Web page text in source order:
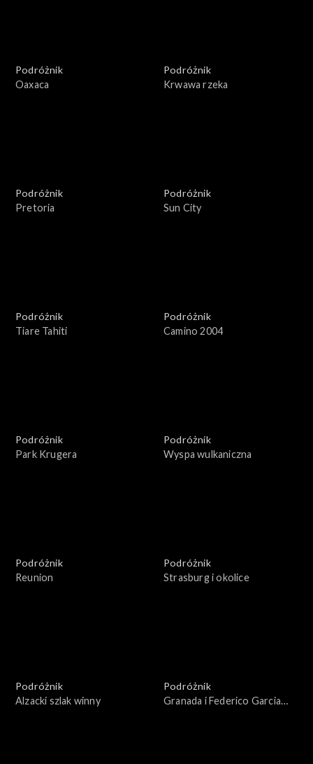
Podróżnik
Oaxaca
Podróżnik
Krwawa rzeka
Podróżnik
Pretoria
Podróżnik
Sun City
Podróżnik
Tiare Tahiti
Podróżnik
Camino 2004
Podróżnik
Park Krugera
Podróżnik
Wyspa wulkaniczna
Podróżnik
Reunion
Podróżnik
Strasburg i okolice
Podróżnik
Alzacki szlak winny
Podróżnik
Granada i Federico Garcia